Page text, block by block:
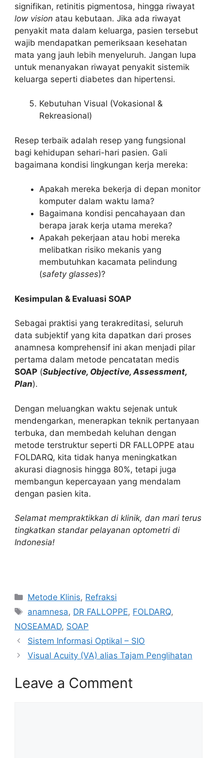
signifikan, retinitis pigmentosa, hingga riwayat
low vision atau kebutaan. Jika ada riwayat
penyakit mata dalam keluarga, pasien tersebut
wajib mendapatkan pemeriksaan kesehatan
mata yang jauh lebih menyeluruh. Jangan lupa
untuk menanyakan riwayat penyakit sistemik
keluarga seperti diabetes dan hipertensi.
Kebutuhan Visual (Vokasional &
Rekreasional)
Resep terbaik adalah resep yang fungsional
bagi kehidupan sehari-hari pasien. Gali
bagaimana kondisi lingkungan kerja mereka:
Apakah mereka bekerja di depan monitor
komputer dalam waktu lama?
Bagaimana kondisi pencahayaan dan
berapa jarak kerja utama mereka?
Apakah pekerjaan atau hobi mereka
melibatkan risiko mekanis yang
membutuhkan kacamata pelindung
(safety glasses)?
Kesimpulan & Evaluasi SOAP
Sebagai praktisi yang terakreditasi, seluruh
data subjektif yang kita dapatkan dari proses
anamnesa komprehensif ini akan menjadi pilar
pertama dalam metode pencatatan medis
SOAP (Subjective, Objective, Assessment,
Plan).
Dengan meluangkan waktu sejenak untuk
mendengarkan, menerapkan teknik pertanyaan
terbuka, dan membedah keluhan dengan
metode terstruktur seperti DR FALLOPPE atau
FOLDARQ, kita tidak hanya meningkatkan
akurasi diagnosis hingga 80%, tetapi juga
membangun kepercayaan yang mendalam
dengan pasien kita.
Selamat mempraktikkan di klinik, dan mari terus
tingkatkan standar pelayanan optometri di
Indonesia!
Categories
Metode Klinis, Refraksi
Tags
anamnesa, DR FALLOPPE, FOLDARQ,
NOSEAMAD, SOAP
Sistem Informasi Optikal – SIO
Visual Acuity (VA) alias Tajam Penglihatan
Leave a Comment